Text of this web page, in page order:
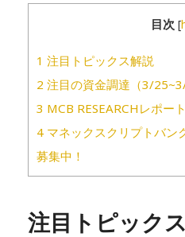
目次 [
1 注目トピックス解説
2 注目の資金調達（3/25~3/
3 MCB RESEARCHレポート
4 マネックスクリプトバン
募集中！
注目トピック